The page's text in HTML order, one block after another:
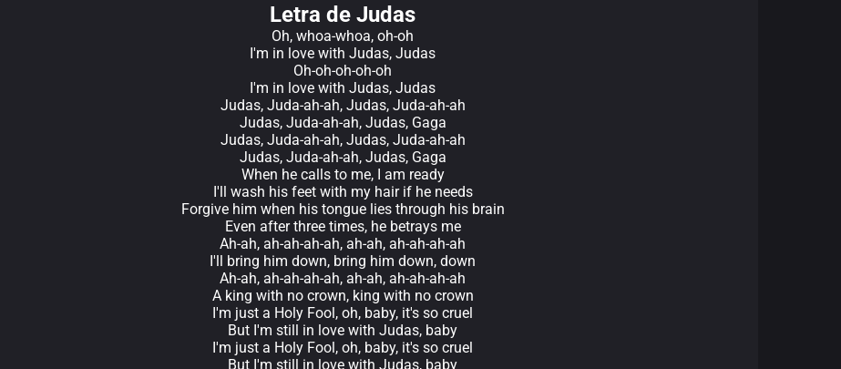
Letra de Judas
Oh, whoa-whoa, oh-oh
I'm in love with Judas, Judas
Oh-oh-oh-oh-oh
I'm in love with Judas, Judas
Judas, Juda-ah-ah, Judas, Juda-ah-ah
Judas, Juda-ah-ah, Judas, Gaga
Judas, Juda-ah-ah, Judas, Juda-ah-ah
Judas, Juda-ah-ah, Judas, Gaga
When he calls to me, I am ready
I'll wash his feet with my hair if he needs
Forgive him when his tongue lies through his brain
Even after three times, he betrays me
Ah-ah, ah-ah-ah-ah, ah-ah, ah-ah-ah-ah
I'll bring him down, bring him down, down
Ah-ah, ah-ah-ah-ah, ah-ah, ah-ah-ah-ah
A king with no crown, king with no crown
I'm just a Holy Fool, oh, baby, it's so cruel
But I'm still in love with Judas, baby
I'm just a Holy Fool, oh, baby, it's so cruel
But I'm still in love with Judas, baby